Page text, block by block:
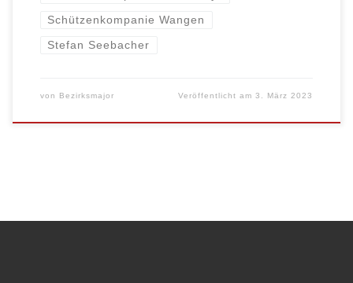
Schützenkompanie Wangen
Stefan Seebacher
von Bezirksmajor Veröffentlicht am3. März 2023